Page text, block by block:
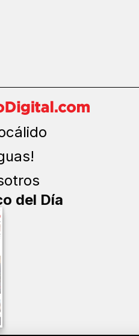
del Día